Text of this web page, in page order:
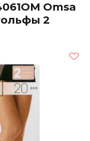
Omsa
2